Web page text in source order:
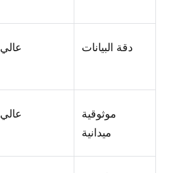
عالي دقة البيانات
عالي
موثوقية
ميدانية